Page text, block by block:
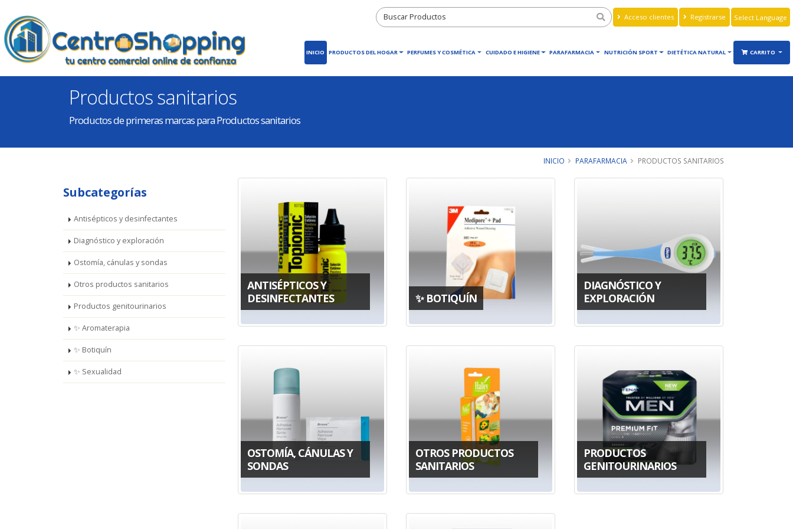
Acceso clientes Registrarse
Translate
INICIO PRODUCTOS DEL HOGAR PERFUMES Y COSMÉTICA CUIDADO E HIGIENE PARAFARMACIA NUTRICIÓN SPORT DIETÉTICA NATURAL CARRITO
Productos sanitarios
Productos de primeras marcas para Productos sanitarios
INICIO PARAFARMACIA PRODUCTOS SANITARIOS
Subcategorías
Antisépticos y desinfectantes
Diagnóstico y exploración
Ostomía, cánulas y sondas
Otros productos sanitarios
Productos genitourinarios
✨ Aromaterapia
✨ Botiquín
✨ Sexualidad
ANTISÉPTICOS Y
DESINFECTANTES
✨ BOTIQUÍN
DIAGNÓSTICO Y
EXPLORACIÓN
OSTOMÍA, CÁNULAS Y
SONDAS
OTROS PRODUCTOS
SANITARIOS
PRODUCTOS
GENITOURINARIOS